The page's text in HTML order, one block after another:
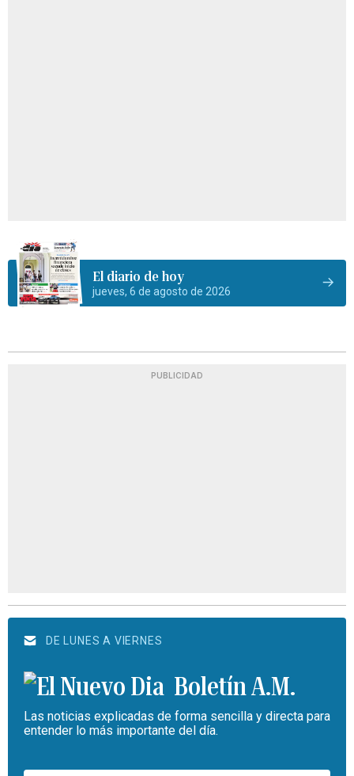
El diario de hoy
jueves, 6 de agosto de 2026
PUBLICIDAD
DE LUNES A VIERNES
Boletín A.M.
Las noticias explicadas de forma sencilla y directa para
entender lo más importante del día.